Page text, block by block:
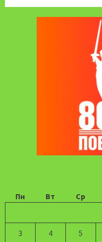
Пн
Вт Ср
3 4 5